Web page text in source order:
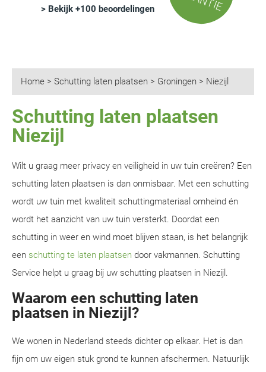
> Bekijk +100 beoordelingen
Home > Schutting laten plaatsen > Groningen > Niezijl
Schutting laten plaatsen
Niezijl
Wilt u graag meer privacy en veiligheid in uw tuin creëren? Een
schutting laten plaatsen is dan onmisbaar. Met een schutting
wordt uw tuin met kwaliteit schuttingmateriaal omheind én
wordt het aanzicht van uw tuin versterkt. Doordat een
schutting in weer en wind moet blijven staan, is het belangrijk
een schutting te laten plaatsen door vakmannen. Schutting
Service helpt u graag bij uw schutting plaatsen in Niezijl.
Waarom een schutting laten
plaatsen in Niezijl?
We wonen in Nederland steeds dichter op elkaar. Het is dan
fijn om uw eigen stuk grond te kunnen afschermen. Natuurlijk